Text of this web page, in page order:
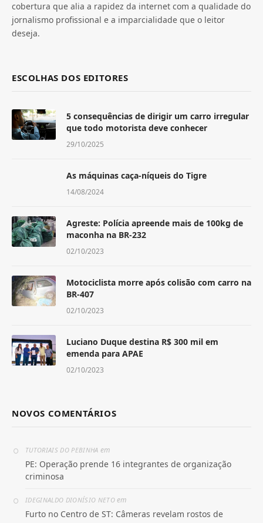
cobertura que alia a rapidez da internet com a qualidade do
jornalismo profissional e a imparcialidade que o leitor
deseja.
ESCOLHAS DOS EDITORES
5 consequências de dirigir um carro irregular
que todo motorista deve conhecer
29/10/2025
As máquinas caça-níqueis do Tigre
14/08/2024
Agreste: Polícia apreende mais de 100kg de
maconha na BR-232
02/10/2023
Motociclista morre após colisão com carro na
BR-407
02/10/2023
Luciano Duque destina R$ 300 mil em
emenda para APAE
02/10/2023
NOVOS COMENTÁRIOS
TUTORIAIS DO PEBINHA em
PE: Operação prende 16 integrantes de organização
criminosa
IDEGINALDO DIONÍSIO NETOem
Furto no Centro de ST: Câmeras revelam rostos de